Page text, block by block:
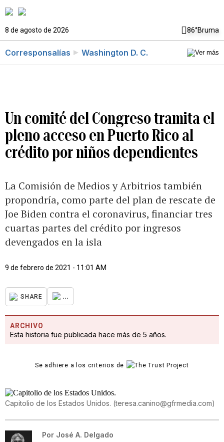
8 de agosto de 2026 86°Bruma
Corresponsalías Washington D. C.
Un comité del Congreso tramita el
pleno acceso en Puerto Rico al
crédito por niños dependientes
La Comisión de Medios y Arbitrios también
propondría, como parte del plan de rescate de
Joe Biden contra el coronavirus, financiar tres
cuartas partes del crédito por ingresos
devengados en la isla
9 de febrero de 2021 - 11:01 AM
SHARE ...
ARCHIVO
Esta historia fue publicada hace más de 5 años.
Se adhiere a los criterios de
Capitolio de los Estados Unidos. (teresa.canino@gfrmedia.com)
Por José A. Delgado